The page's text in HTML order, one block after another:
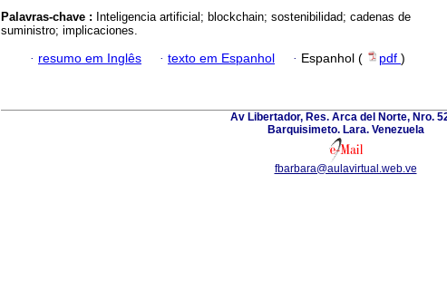
Palavras-chave : Inteligencia artificial; blockchain; sostenibilidad; cadenas de
suministro; implicaciones.
· resumo em Inglês · texto em Espanhol · Espanhol ( pdf )
Av Libertador, Res. Arca del Norte, Nro.
Barquisimeto. Lara. Venezuela
fbarbara@aulavirtual.web.ve